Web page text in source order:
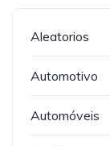
Aleatorios
Automotivo
Automóveis